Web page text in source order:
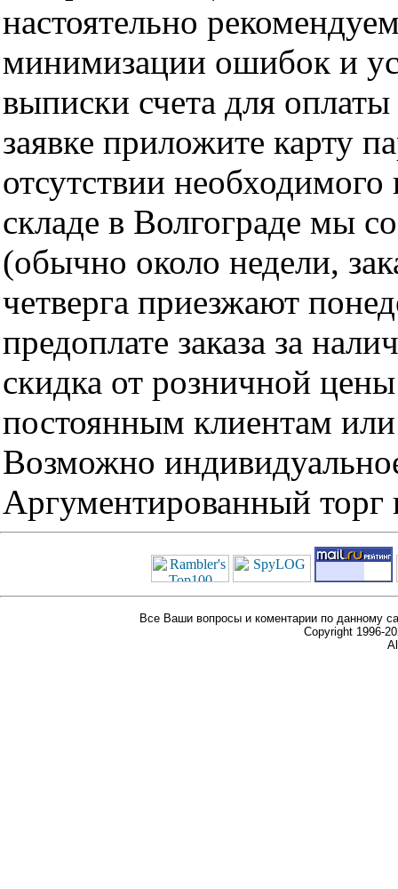
настоятельно
минимизации ошибок и
выписки счета для
заявке приложите карту
отсутствии
складе в Волгограде мы
(обычно около недели,
четверга приезжают
предоплате заказа за
скидка от розничной
постоянным клиентам
Возможно
Аргументированный торг
Все Ваши вопросы и коментарии по данному
Copyright 1996-